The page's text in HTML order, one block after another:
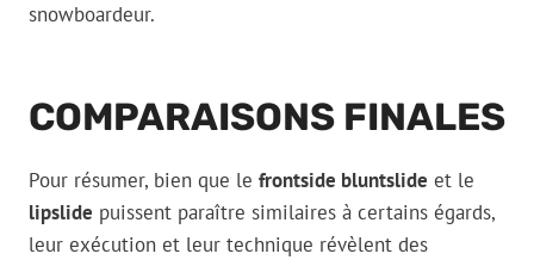
snowboardeur.
COMPARAISONS FINALES
Pour résumer, bien que le frontside bluntslide et le
lipslide puissent paraître similaires à certains égards,
leur exécution et leur technique révèlent des